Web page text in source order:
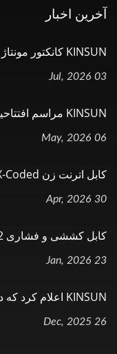
آخرین اخبار
KINSUN کانکتور مونتاژ کابل M12 Push-Pull...
03 Jul, 2026
KINSUN مراسم افتتاحیه تأسیسات جدید...
06 May, 2026
کابل اترنت زن M12 X-Coded برای عرضه...
30 Apr, 2026
کابل کششی و فشاری M12 در مارس 2026...
23 Jan, 2026
KINSUN اعلام کرد که در حال توسعه...
26 Dec, 2025